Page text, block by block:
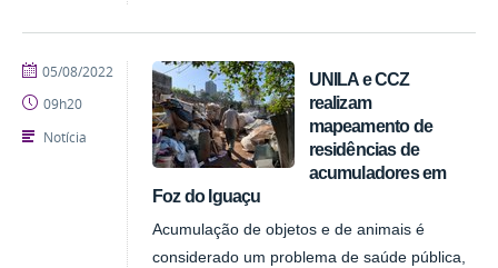
UNILA e CCZ
realizam
mapeamento de
residências de
acumuladores em
Foz do Iguaçu
Acumulação de objetos e de animais é
considerado um problema de saúde pública,
publicado
05/08/2022
09h20
Notícia